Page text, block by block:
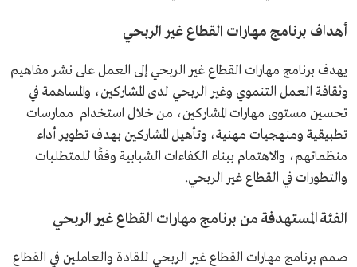
أهداف برنامج مهارات القطاع غير الربحي
يهدف برنامج مهارات القطاع غير الربحي إلى العمل على نشر مفاهيم
وثقافة العمل التنموي وغير الربحي لدى المشاركين، والمساهمة في
تحسين مستوى مهارات المشاركين، من خلال استخدام ممارسات
تطبيقية ومنهجيات مهنية، وتأهيل المشاركين بهدف تطوير أداء
منظماتهم، والاهتمام ببناء الكفاءات الشبابية وفقًا للمتطلبات
والتطورات في القطاع غير الربحي.
الفئة المستهدفة من برنامج مهارات القطاع غير الربحي
صمم برنامج مهارات القطاع غير الربحي للقادة والعاملين في القطاع